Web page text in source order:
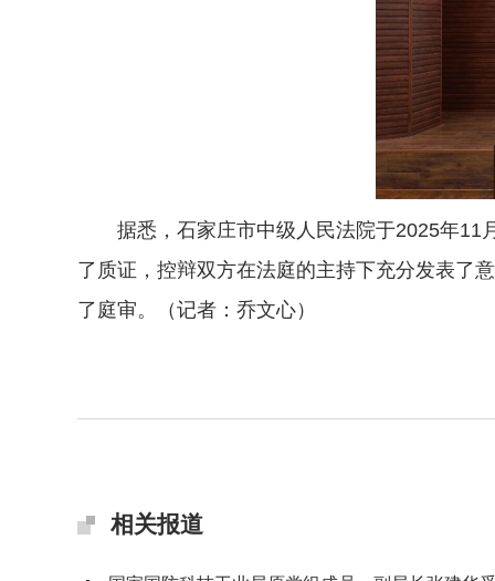
据悉，石家庄市中级人民法院于2025年11
了质证，控辩双方在法庭的主持下充分发表了
了庭审。（记者：乔文心）
相关报道